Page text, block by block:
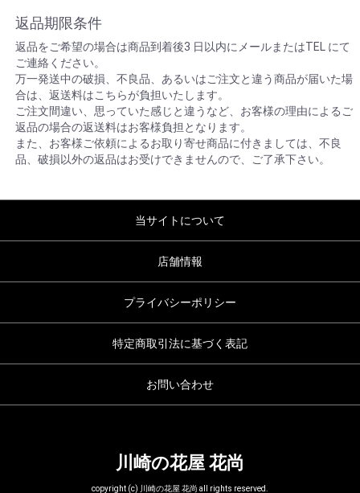
返品期限条件
返品をご希望の場合は商品到着後3 日以内にメールまたはTEL にて
ご連絡ください。
万一発送中の破損、不良品、あるいはご注文と違う商品が届いた場
合は、返送料はこちらが負担いたします。
ご注文間違い、思っていた感じと違うなど、お客様の理由によるご
返品の場合の返送料はお客様負担となります。
また、お客様ご依頼によるお取り寄せ商品に付きましては、不良
品、破損以外の返品はお受けできませんので、ご了承下さい。
当サイトについて
店舗情報
プライバシーポリシー
特定商取引法に基づく表記
お問い合わせ
川崎の花屋 花尚
copyright (c) 川崎の花屋 花尚 all rights reserved.